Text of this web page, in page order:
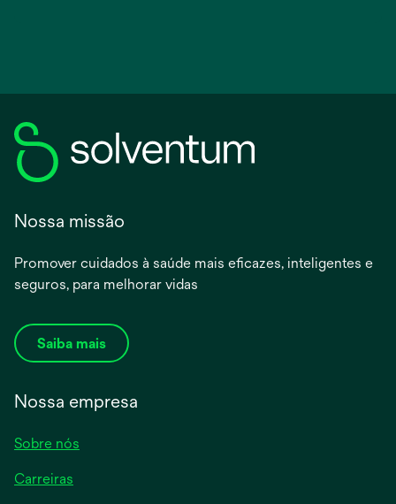
Nossa missão
Promover cuidados à saúde mais eficazes, inteligentes e
seguros, para melhorar vidas
Saiba mais
Nossa empresa
Sobre nós
Carreiras